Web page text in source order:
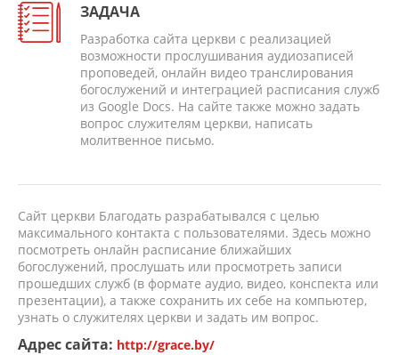
ЗАДАЧА
Разработка сайта церкви с реализацией
возможности прослушивания аудиозаписей
проповедей, онлайн видео транслирования
богослужений и интеграцией расписания служб
из Google Docs. На сайте также можно задать
вопрос служителям церкви, написать
молитвенное письмо.
Сайт церкви Благодать разрабатывался с целью
максимального контакта с пользователями. Здесь можно
посмотреть онлайн расписание ближайших
богослужений, прослушать или просмотреть записи
прошедших служб (в формате аудио, видео, конспекта или
презентации), а также сохранить их себе на компьютер,
узнать о служителях церкви и задать им вопрос.
Адрес сайта: http://grace.by/